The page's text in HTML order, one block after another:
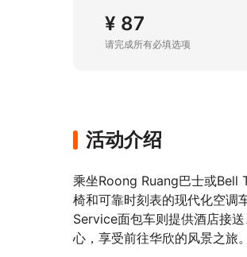
¥ 87
请完成所有必填选项
活动介绍
乘坐Roong Ruang巴士或Bell
椅和可靠时刻表的现代化空调
Service面包车则提供酒店接
心，享受前往华欣的风景之旅。